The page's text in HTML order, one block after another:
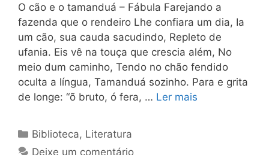
O cão e o tamanduá – Fábula Farejando a
fazenda que o rendeiro Lhe confiara um dia, Ia
um cão, sua cauda sacudindo, Repleto de
ufania. Eis vê na touça que crescia além, No
meio dum caminho, Tendo no chão fendido
oculta a língua, Tamanduá sozinho. Para e grita
de longe: “õ bruto, ó fera, … Ler mais
Categorias
Biblioteca, Literatura
Deixe um comentário